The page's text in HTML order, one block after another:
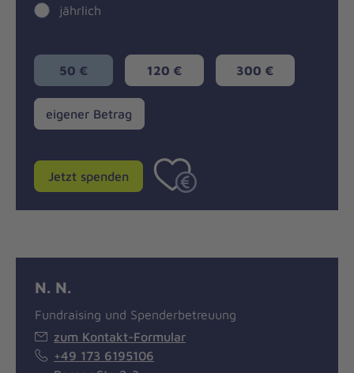
jährlich
50 € 120 € 300 €
eigener
Betrag
eigener Betrag
Jetzt spenden
N. N.
Fundraising und Spenderbetreuung
zum Kontakt-Formular
+49 173 6195106